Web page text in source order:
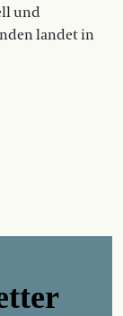
und
landet in